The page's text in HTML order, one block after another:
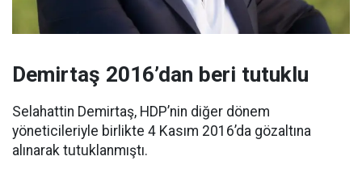
Demirtaş 2016’dan beri tutuklu
Selahattin Demirtaş, HDP’nin diğer dönem
yöneticileriyle birlikte 4 Kasım 2016’da gözaltına
alınarak tutuklanmıştı.